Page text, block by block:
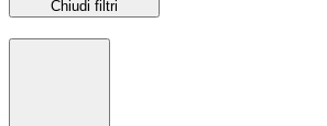
Chiudi filtri